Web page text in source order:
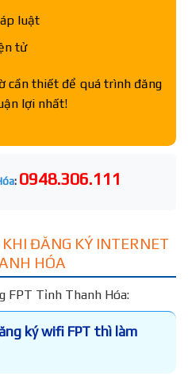
luật
tử
cần thiết để quá trình đăng
lợi nhất!
: 0948.306.111
ĐĂNG KÝ INTERNET
HÓA
FPT Tỉnh Thanh Hóa:
ký wifi FPT thì làm